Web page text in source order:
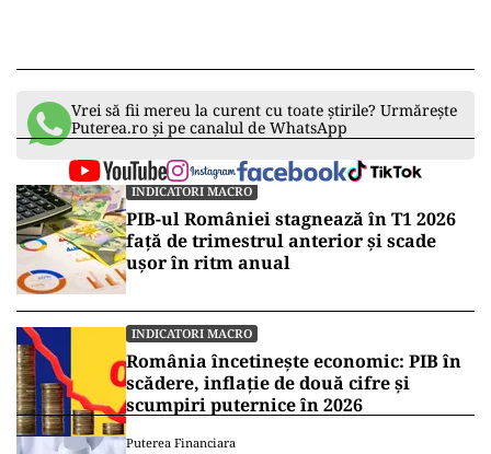
Vrei să fii mereu la curent cu toate știrile? Urmărește
Puterea.ro și pe canalul de WhatsApp
INDICATORI MACRO
PIB-ul României stagnează în T1 2026
față de trimestrul anterior și scade
ușor în ritm anual
INDICATORI MACRO
România încetinește economic: PIB în
scădere, inflație de două cifre și
scumpiri puternice în 2026
Puterea Financiara